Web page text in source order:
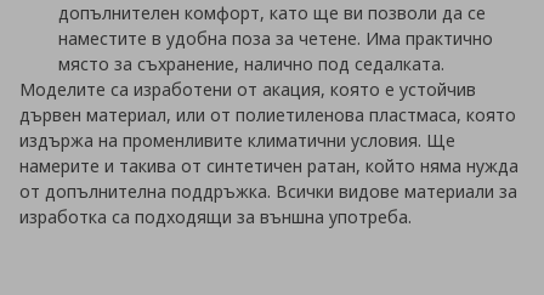
допълнителен комфорт, като ще ви позволи да се
наместите в удобна поза за четене. Има практично
място за съхранение, налично под седалката.
Моделите са изработени от акация, която е устойчив
дървен материал, или от полиетиленова пластмаса, която
издържа на променливите климатични условия. Ще
намерите и такива от синтетичен ратан, който няма нужда
от допълнителна поддръжка. Всички видове материали за
изработка са подходящи за външна употреба.